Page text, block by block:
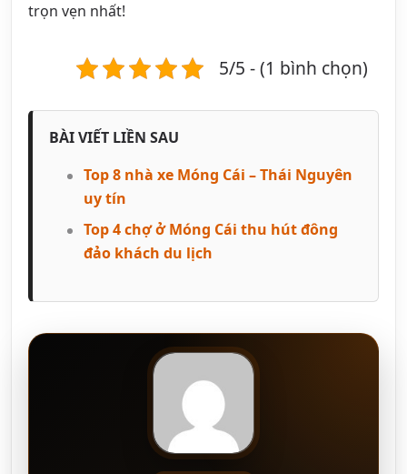
trọn vẹn nhất!
5/5 - (1 bình chọn)
BÀI VIẾT LIỀN SAU
Top 8 nhà xe Móng Cái – Thái Nguyên
uy tín
Top 4 chợ ở Móng Cái thu hút đông
đảo khách du lịch